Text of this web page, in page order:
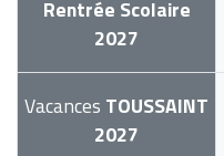
Rentrée Scolaire
2027
Vacances TOUSSAINT
2027